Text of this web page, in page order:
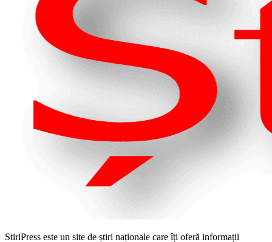
StiriPress este un site de știri naționale care îți oferă informații